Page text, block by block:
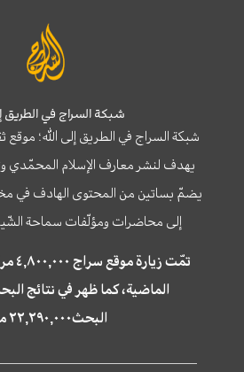
شبكة السراج في الطريق
شبكة السراج في الطريق إلى الله؛ موقع
يهدف لنشر معارف الإسلام المحمّدي
يضمّ بساتين من المحتوى الهادف في
إلى محاضرات ومؤلّفات سماحة
تمّت
الماضية، كما ظهر في نتائج
البحث٢٢,٢٩٠,٠٠٠ مرّة.